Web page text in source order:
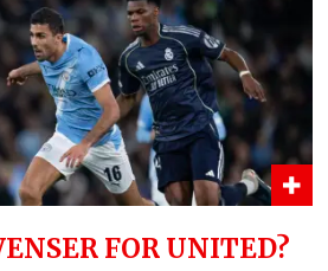
FOR UNITED?